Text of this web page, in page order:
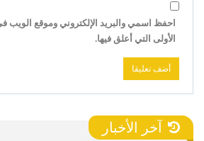
احفظ اسمي والبريد الإلكتروني وموقع الويب
الأولى التي أعلق فيها.
آخر الأخبار